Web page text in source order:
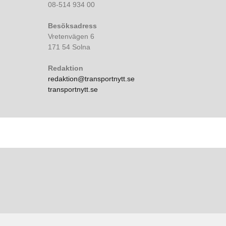
08-514 934 00
Besöksadress
Vretenvägen 6
171 54 Solna
Redaktion
redaktion@transportnytt.se
transportnytt.se